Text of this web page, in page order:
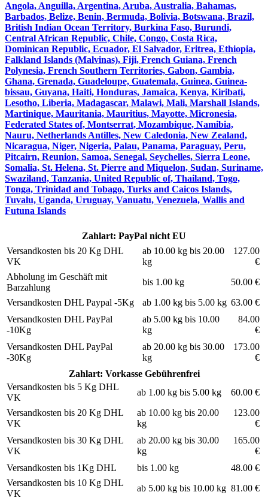
Angola, Anguilla, Argentina, Aruba, Australia, Bahamas,
Barbados, Belize, Benin, Bermuda, Bolivia, Botswana, Brazil,
British Indian Ocean Territory, Burkina Faso, Burundi,
Central African Republic, Chile, Congo, Costa Rica,
Dominican Republic, Ecuador, El Salvador, Eritrea, Ethiopia,
Falkland Islands (Malvinas), Fiji, French Guiana, French
Polynesia, French Southern Territories, Gabon, Gambia,
Ghana, Grenada, Guadeloupe, Guatemala, Guinea, Guinea-
bissau, Guyana, Haiti, Honduras, Jamaica, Kenya, Kiribati,
Lesotho, Liberia, Madagascar, Malawi, Mali, Marshall Islands,
Martinique, Mauritania, Mauritius, Mayotte, Micronesia,
Federated States of, Montserrat, Mozambique, Namibia,
Nauru, Netherlands Antilles, New Caledonia, New Zealand,
Nicaragua, Niger, Nigeria, Palau, Panama, Paraguay, Peru,
Pitcairn, Reunion, Samoa, Senegal, Seychelles, Sierra Leone,
Somalia, St. Helena, St. Pierre and Miquelon, Sudan, Suriname,
Swaziland, Tanzania, United Republic of, Thailand, Togo,
Tonga, Trinidad and Tobago, Turks and Caicos Islands,
Tuvalu, Uganda, Uruguay, Vanuatu, Venezuela, Wallis and
Futuna Islands
Zahlart: PayPal nicht EU
Versandkosten bis 20 Kg DHL
VK
ab 10.00 kg bis 20.00
kg
127.00
€
Abholung im Geschäft mit
Barzahlung
bis 1.00 kg
50.00 €
Versandkosten DHL Paypal -5Kg
ab 1.00 kg bis 5.00 kg 63.00 €
Versandkosten DHL PayPal
-10Kg
ab 5.00 kg bis 10.00
kg
84.00
€
Versandkosten DHL PayPal
-30Kg
ab 20.00 kg bis 30.00
kg
173.00
€
Zahlart: Vorkasse Gebührenfrei
Versandkosten bis 5 Kg DHL
VK
ab 1.00 kg bis 5.00 kg
60.00 €
Versandkosten bis 20 Kg DHL
VK
ab 10.00 kg bis 20.00
kg
123.00
€
Versandkosten bis 30 Kg DHL
VK
ab 20.00 kg bis 30.00
kg
165.00
€
Versandkosten bis 1Kg DHL
bis 1.00 kg
48.00 €
Versandkosten bis 10 Kg DHL
VK
ab 5.00 kg bis 10.00 kg 81.00 €